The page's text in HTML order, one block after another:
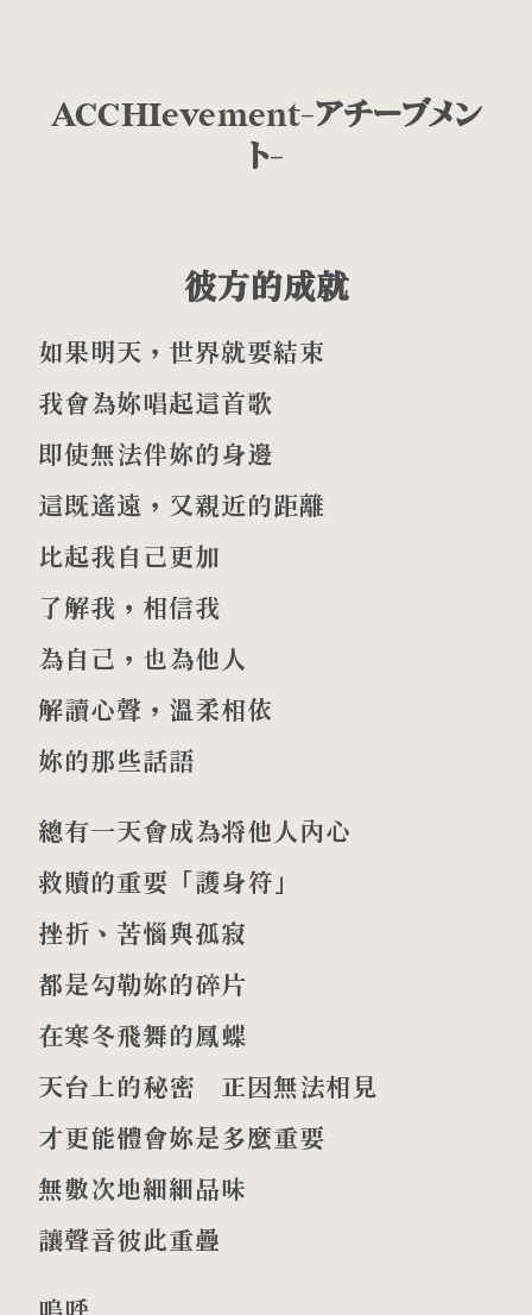
ACCHIevement-アチーブメン
ト-
彼方的成就
如果明天，世界就要結束
我會為妳唱起這首歌
即使無法伴妳的身邊
這既遙遠，又親近的距離
比起我自己更加
了解我，相信我
為自己，也為他人
解讀心聲，溫柔相依
妳的那些話語
總有一天會成為将他人內心
救贖的重要「護身符」
挫折、苦惱與孤寂
都是勾勒妳的碎片
在寒冬飛舞的鳳蝶
天台上的秘密 正因無法相見
才更能體會妳是多麼重要
無數次地細細品味
讓聲音彼此重疊